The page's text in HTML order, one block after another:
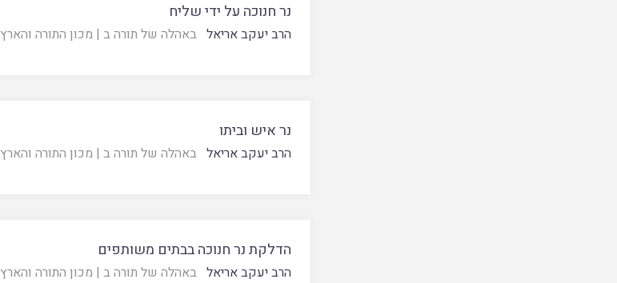
נר חנוכה על ידי שליח
הרב יעקב אריאל באהלה של תורה ב | מכון התורה והארץ
נר איש וביתו
הרב יעקב אריאל באהלה של תורה ב | מכון התורה והארץ
הדלקת נר חנוכה בבתים משותפים
הרב יעקב אריאל באהלה של תורה ב | מכון התורה והארץ